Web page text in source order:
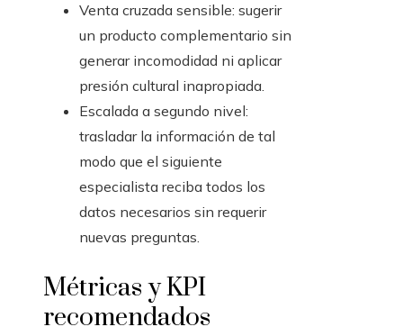
Venta cruzada sensible: sugerir
un producto complementario sin
generar incomodidad ni aplicar
presión cultural inapropiada.
Escalada a segundo nivel:
trasladar la información de tal
modo que el siguiente
especialista reciba todos los
datos necesarios sin requerir
nuevas preguntas.
Métricas y KPI
recomendados